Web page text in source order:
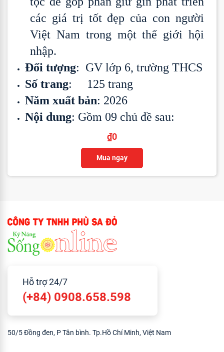
các giá trị tốt đẹp của con người
Việt Nam trong một thế giới hội
nhập.
Đối tượng: GV lớp 6, trường THCS
Số trang: 125 trang
Năm xuất bản: 2026
Nội dung: Gồm 09 chủ đề sau:
₫0
Mua ngay
Hỗ trợ 24/7
(+84) 0908.658.598
50/5 Đồng đen, P Tân bình. Tp.Hồ Chí Minh, Việt Nam